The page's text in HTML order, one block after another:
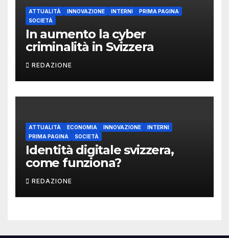
ATTUALITÀ INNOVAZIONE INTERNI
PRIMA PAGINA
SOCIETÀ
In aumento la cyber
criminalità in Svizzera
REDAZIONE
ATTUALITÀ ECONOMIA INNOVAZIONE
INTERNI
PRIMA PAGINA
SOCIETÀ
Identità digitale svizzera,
come funziona?
REDAZIONE